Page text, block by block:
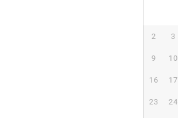
2 3
9 10
16 17
23 24